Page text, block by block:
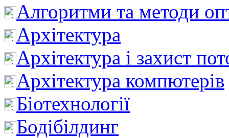
Алгоритми та методи
Архітектура
Архітектура і захист
Архітектура компютерів
Біотехнології
Бодібілдинг